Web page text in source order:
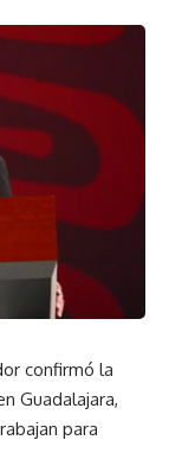
confirmó la
Guadalajara,
para